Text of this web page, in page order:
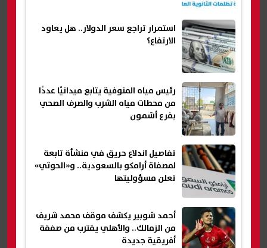
استمرار تراجع سعر الدولار.. هل يعاود
الارتفاع؟
رئيس مياه المنوفية يتابع ميدانيًا عددًا
من محطات مياه الشرب والصرف الصحي
بفرع أشمون
تفاصيل اندلاع حريق في منشأة تابعة
لمصفاة أرامكو بالسعودية.. و«الحوثي»
تعلن مسؤوليتها
أحمد شوبير يكشف موقف محمد شريف
من الزمالك.. والأهلي يقترب من صفقة
أفريقية جديدة